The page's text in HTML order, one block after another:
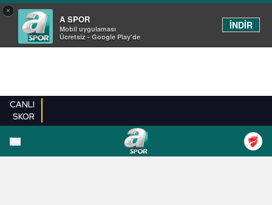
×
A SPOR
Mobil uygulaması
Ücretsiz - Google Play'de
İNDİR
CANLI
SKOR